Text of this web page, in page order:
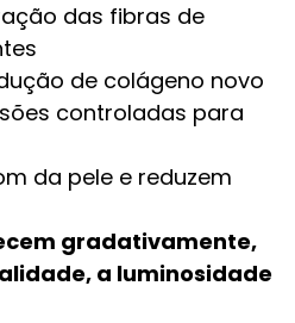
das fibras de
de colágeno novo
controladas para
da pele e reduzem
gradativamente,
a luminosidade